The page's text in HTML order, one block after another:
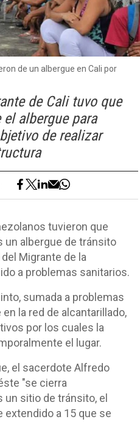
de un albergue en Cali por
de Cali tuvo que
albergue para
de realizar
tuvieron que
un albergue de tránsito
Migrante de la
a problemas sanitarios.
sumada a problemas
la red de alcantarillado,
por los cuales la
el lugar.
el sacerdote Alfredo
"se cierra
sitio de tránsito, el
extendido a 15 que se